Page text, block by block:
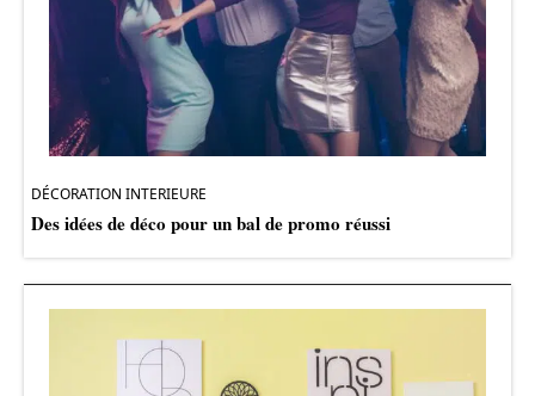
DÉCORATION INTERIEURE
Des idées de déco pour un bal de promo réussi